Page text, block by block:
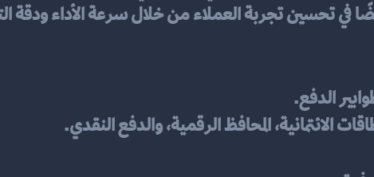
في تحسين تجربة العملاء من خلال سرعة الأداء
الدفع.
المحافظ الرقمية، والدفع النقدي.